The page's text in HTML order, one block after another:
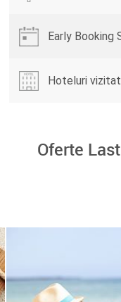
Early Booking
Hoteluri
Oferte